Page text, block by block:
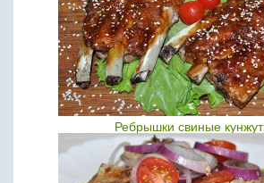
Ребрышки свиные